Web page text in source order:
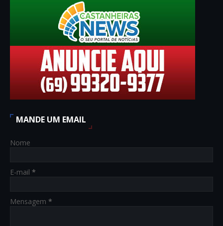
MANDE UM EMAIL
Nome
E-mail *
Mensagem *